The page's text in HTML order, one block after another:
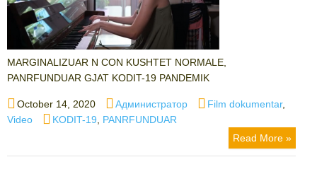
MARGINALIZUAR N CON KUSHTET NORMALE,
PANRFUNDUAR GJAT KODIT-19 PANDEMIK
Posted
on
October 14, 2020 Author
Администратор Categories
Film dokumentar,
Video
Tags
KODIT-19
PANRFUNDUAR
Read More »